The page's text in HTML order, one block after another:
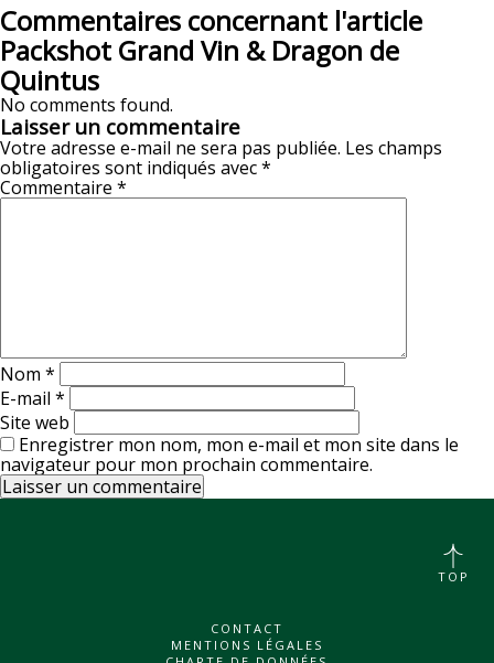
Commentaires concernant l'article
Packshot Grand Vin & Dragon de
Quintus
No comments found.
Laisser un commentaire
Votre adresse e-mail ne sera pas publiée. Les champs
obligatoires sont indiqués avec*
Commentaire *
Nom *
E-mail *
Site web
Enregistrer mon nom, mon e-mail et mon site dans le
navigateur pour mon prochain commentaire.
CONTACT
MENTIONS LÉGALES
TOP